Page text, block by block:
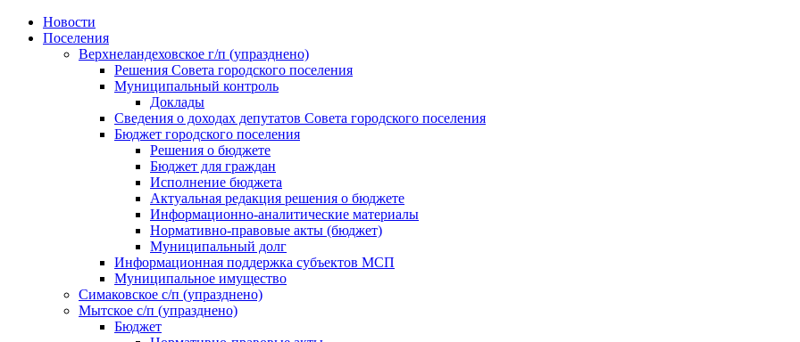
Skip
Новости
Поселения
Верхнеландеховское г/п (упразднено)
Решения Совета городского поселения
Муниципальный контроль
Доклады
Сведения о доходах депутатов Совета городского поселения
Бюджет городского поселения
Решения о бюджете
Бюджет для граждан
Исполнение бюджета
Актуальная редакция решения о бюджете
Информационно-аналитические материалы
Нормативно-правовые акты (бюджет)
Муниципальный долг
Информационная поддержка субъектов МСП
Муниципальное имущество
Симаковское с/п (упразднено)
Мытское с/п (упразднено)
Бюджет